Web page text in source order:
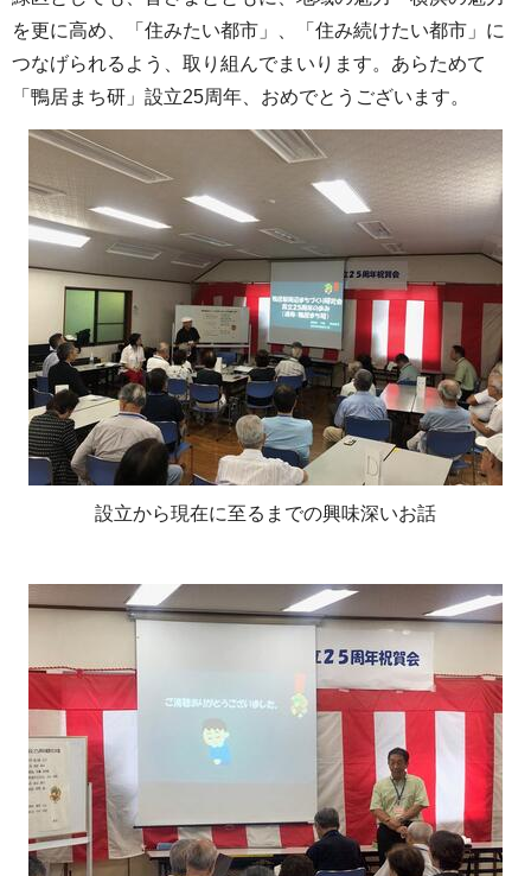
を更に高め、「住みたい都市」、「住み続けたい都市」に
つなげられるよう、取り組んでまいります。あらためて
「鴨居まち研」設立25周年、おめでとうございます。
設立から現在に至るまでの興味深いお話